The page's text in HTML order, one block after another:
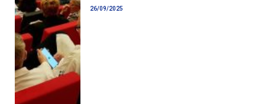
26/09/2025